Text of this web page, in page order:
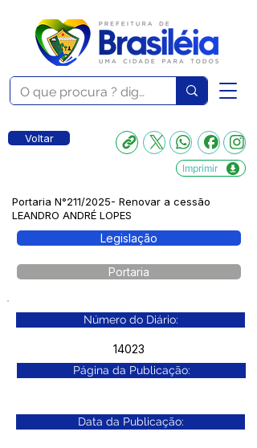
Voltar
Imprimir
Portaria N°211/2025- Renovar a cessão
LEANDRO ANDRÉ LOPES
Legislação
Portaria
Número do Diário:
14023
Página da Publicação:
Data da Publicação: